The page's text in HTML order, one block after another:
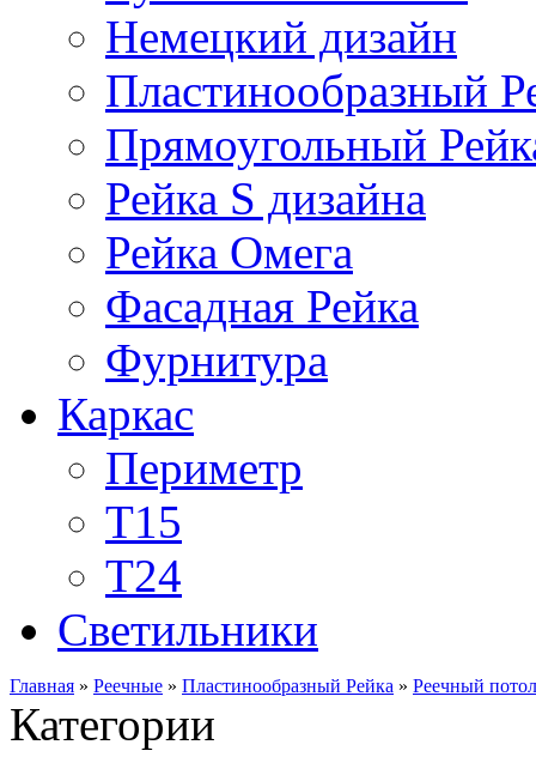
Немецкий дизайн
Пластинообразный
Прямоугольный
Рейка S дизайна
Рейка Омега
Фасадная Рейка
Фурнитура
Каркас
Периметр
Т15
Т24
Светильники
Главная » Реечные » Пластинообразный Рейка » Реечный
Категории